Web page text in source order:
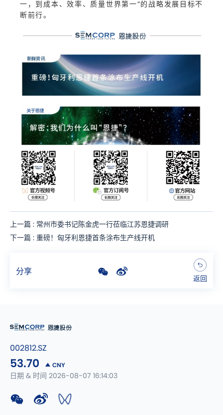
一，到成本、效率、质量世界第一”的战略发展目标不
断前行。
上一篇 : 常州市委书记陈金虎一行莅临江苏恩捷调研
下一篇 : 重磅！匈牙利恩捷首条涂布生产线开机
分享
返回
002812.SZ
53.70 CNY
日期 & 时间 2026-08-07 16:14:03